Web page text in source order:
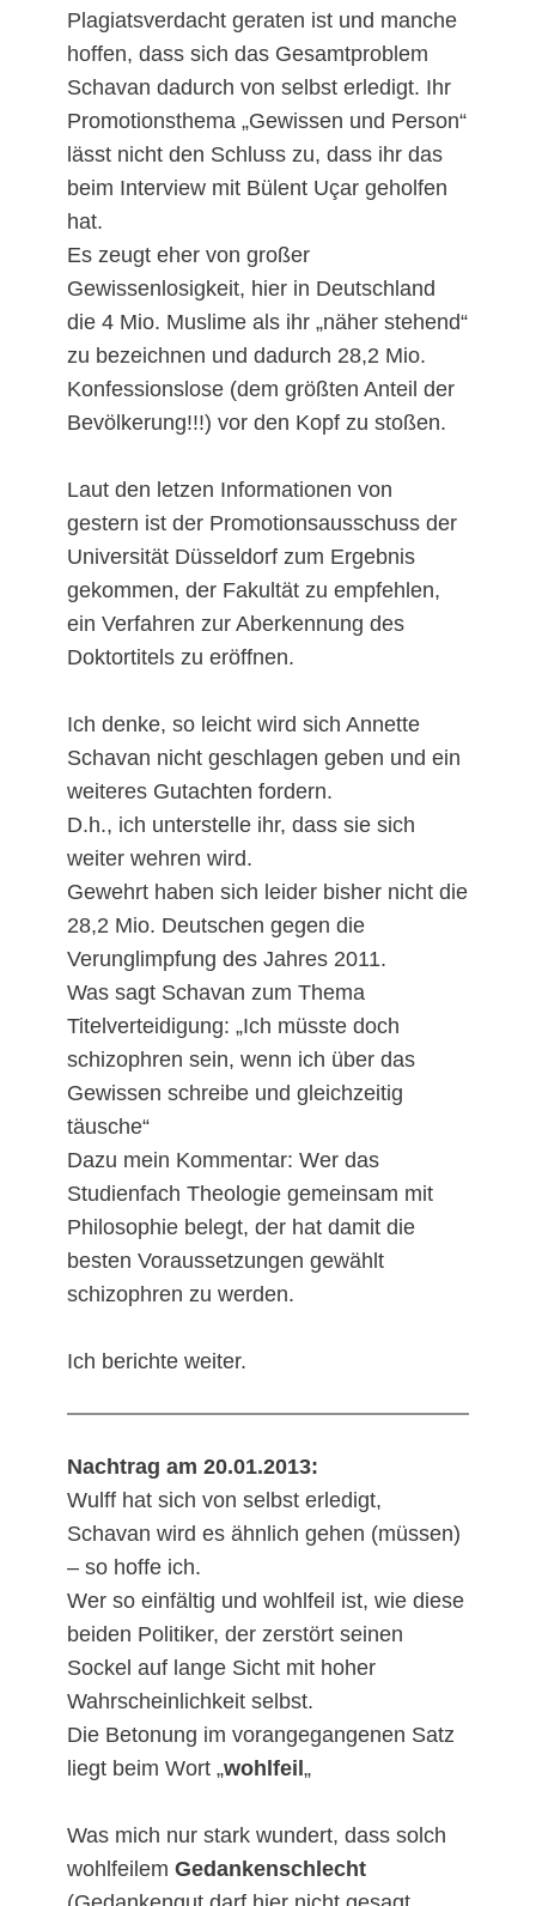
Plagiatsverdacht geraten ist und manche
hoffen, dass sich das Gesamtproblem
Schavan dadurch von selbst erledigt. Ihr
Promotionsthema „Gewissen und Person“
lässt nicht den Schluss zu, dass ihr das
beim Interview mit Bülent Uçar geholfen
hat.
Es zeugt eher von großer
Gewissenlosigkeit, hier in Deutschland
die 4 Mio. Muslime als ihr „näher stehend“
zu bezeichnen und dadurch 28,2 Mio.
Konfessionslose (dem größten Anteil der
Bevölkerung!!!) vor den Kopf zu stoßen.
Laut den letzen Informationen von
gestern ist der Promotionsausschuss der
Universität Düsseldorf zum Ergebnis
gekommen, der Fakultät zu empfehlen,
ein Verfahren zur Aberkennung des
Doktortitels zu eröffnen.
Ich denke, so leicht wird sich Annette
Schavan nicht geschlagen geben und ein
weiteres Gutachten fordern.
D.h., ich unterstelle ihr, dass sie sich
weiter wehren wird.
Gewehrt haben sich leider bisher nicht die
28,2 Mio. Deutschen gegen die
Verunglimpfung des Jahres 2011.
Was sagt Schavan zum Thema
Titelverteidigung: „Ich müsste doch
schizophren sein, wenn ich über das
Gewissen schreibe und gleichzeitig
täusche“
Dazu mein Kommentar: Wer das
Studienfach Theologie gemeinsam mit
Philosophie belegt, der hat damit die
besten Voraussetzungen gewählt
schizophren zu werden.
Ich berichte weiter.
Nachtrag am 20.01.2013:
Wulff hat sich von selbst erledigt,
Schavan wird es ähnlich gehen (müssen)
– so hoffe ich.
Wer so einfältig und wohlfeil ist, wie diese
beiden Politiker, der zerstört seinen
Sockel auf lange Sicht mit hoher
Wahrscheinlichkeit selbst.
Die Betonung im vorangegangenen Satz
liegt beim Wort „wohlfeil„
Was mich nur stark wundert, dass solch
wohlfeilem Gedankenschlecht